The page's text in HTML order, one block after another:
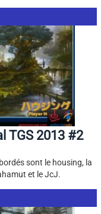
TGS 2013 #2
sont le housing, la
et le JcJ.